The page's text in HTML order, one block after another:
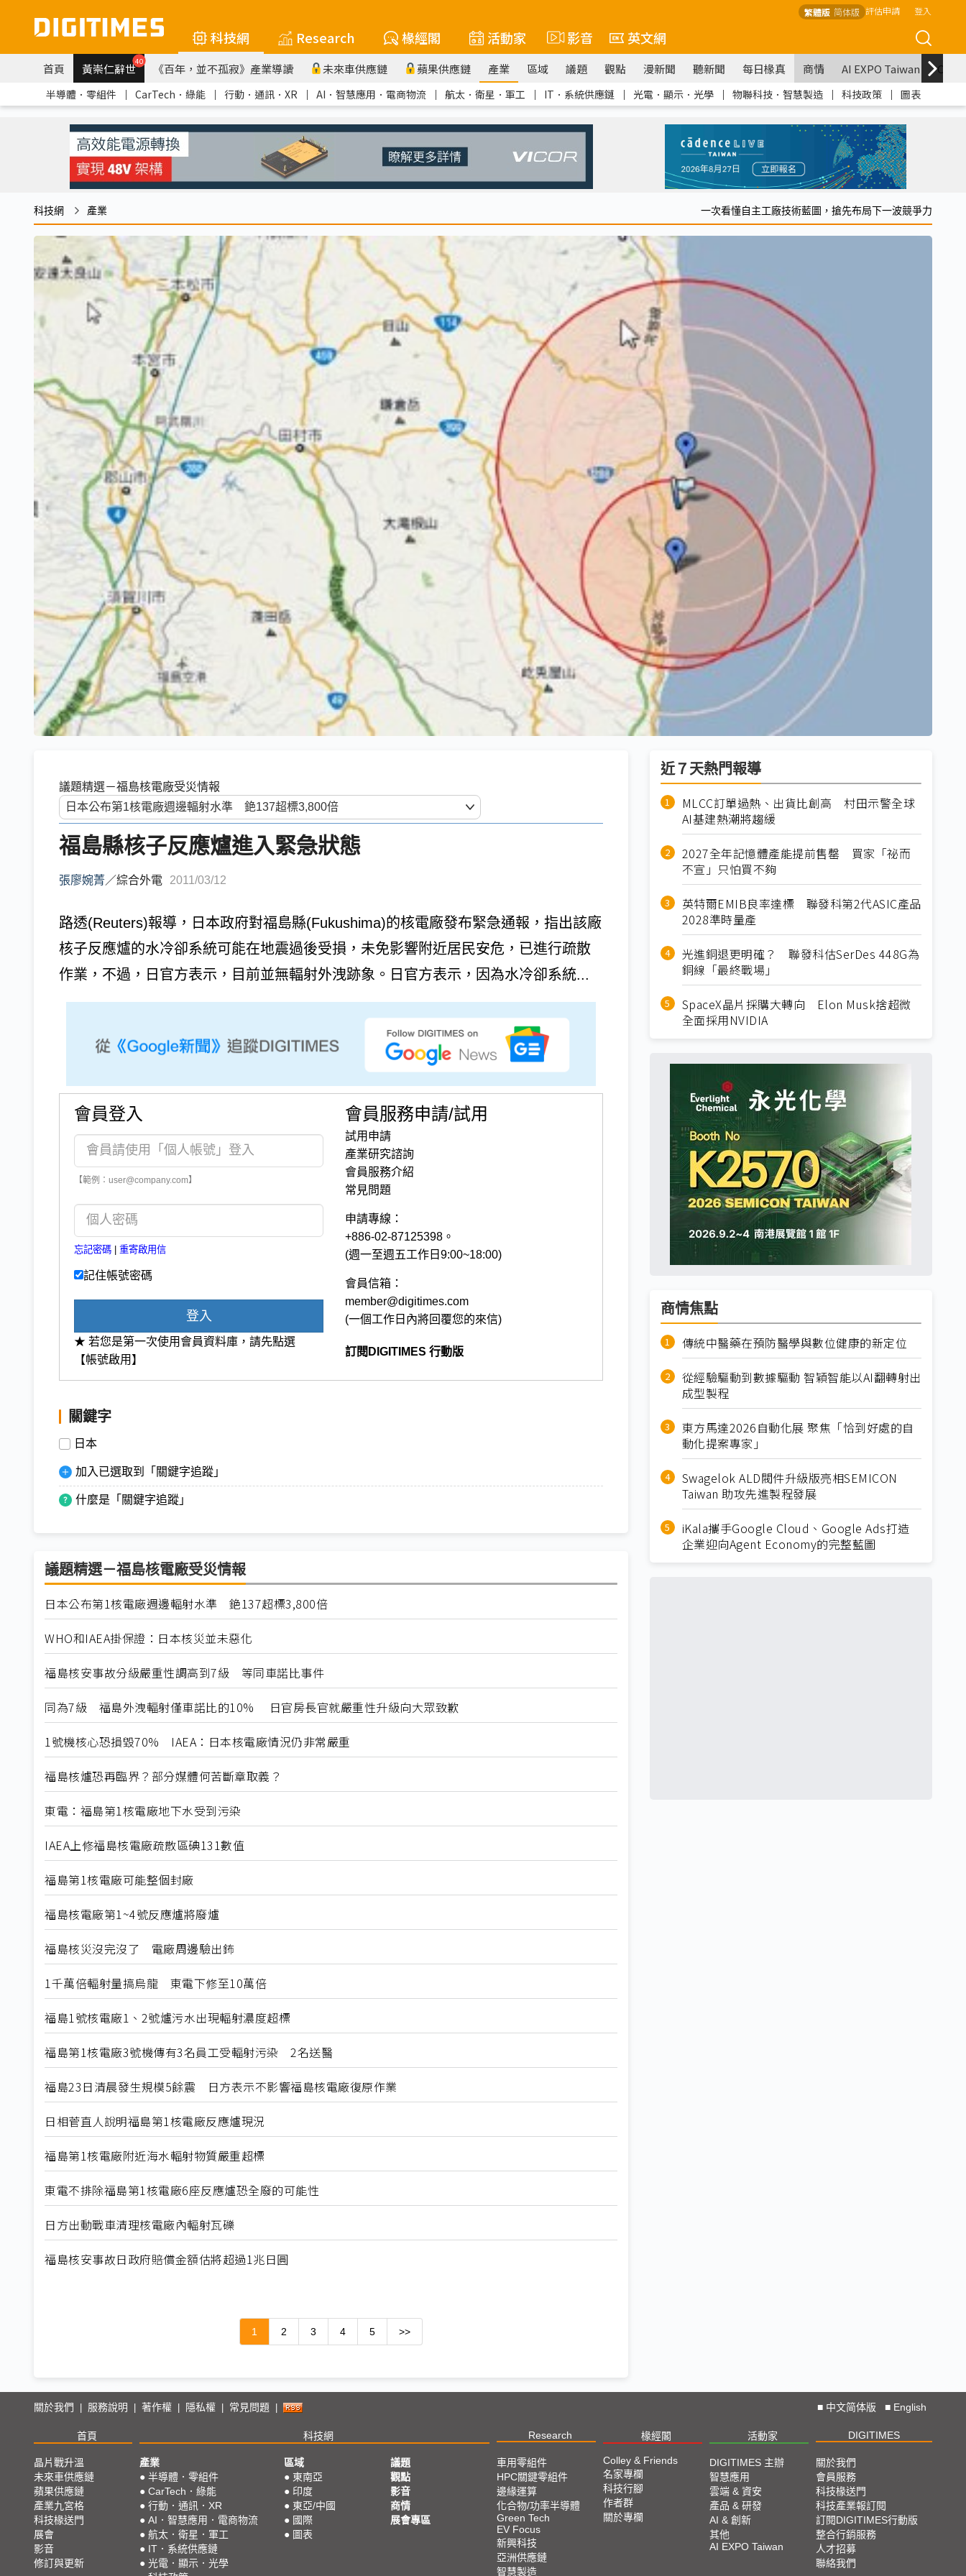
繁體版 简体版 評估申請 登入
科技網 Research 椽經閣 活動家 影音 英文網
首頁 黃崇仁辭世40 《百年，並不孤寂》產業導讀 未來車供應鏈 蘋果供應鏈 產業 區域 議題 觀點 漫新聞 聽新聞 每日椽真 商情 AI EXPO Taiwan
半導體．零組件 ｜ CarTech．綠能 ｜ 行動．通訊．XR ｜ AI．智慧應用．電商物流 ｜ 航太．衛星．軍工 ｜ IT．系統供應鏈 ｜ 光電．顯示．光學 ｜ 物聯科技．智慧製造 ｜ 科技政策 ｜ 圖表
科技網 產業 一次看懂自主工廠技術藍圖，搶先布局下一波競爭力
議題精選－福島核電廠受災情報
福島縣核子反應爐進入緊急狀態
張廖婉菁／綜合外電 2011/03/12
路透(Reuters)報導，日本政府對福島縣(Fukushima)的核電廠發布緊急通報，指出該廠
核子反應爐的水冷卻系統可能在地震過後受損，未免影響附近居民安危，已進行疏散
作業，不過，日官方表示，目前並無輻射外洩跡象。日官方表示，因為水冷卻系統...
會員登入
【範例：user@company.com】
忘記密碼 重寄啟用信
記住帳號密碼
登入
★ 若您是第一次使用會員資料庫，請先點選
【帳號啟用】
會員服務申請/試用
試用申請
產業研究諮詢
會員服務介紹
常見問題
申請專線：
+886-02-87125398。
(週一至週五工作日9:00~18:00)
會員信箱：
member@digitimes.com
(一個工作日內將回覆您的來信)
訂閱DIGITIMES 行動版
關鍵字
日本
加入已選取到「關鍵字追蹤」
什麼是「關鍵字追蹤」
議題精選－福島核電廠受災情報
日本公布第1核電廠週邊輻射水準 銫137超標3,800倍
WHO和IAEA掛保證：日本核災並未惡化
福島核安事故分級嚴重性調高到7級 等同車諾比事件
同為7級 福島外洩輻射僅車諾比的10% 日官房長官就嚴重性升級向大眾致歉
1號機核心恐損毀70% IAEA：日本核電廠情況仍非常嚴重
福島核爐恐再臨界？部分媒體何苦斷章取義？
東電：福島第1核電廠地下水受到污染
IAEA上修福島核電廠疏散區碘131數值
福島第1核電廠可能整個封廠
福島核電廠第1~4號反應爐將廢爐
福島核災沒完沒了 電廠周邊驗出鈽
1千萬倍輻射量搞烏龍 東電下修至10萬倍
福島1號核電廠1、2號爐污水出現輻射濃度超標
福島第1核電廠3號機傳有3名員工受輻射污染 2名送醫
福島23日清晨發生規模5餘震 日方表示不影響福島核電廠復原作業
日相菅直人說明福島第1核電廠反應爐現況
福島第1核電廠附近海水輻射物質嚴重超標
東電不排除福島第1核電廠6座反應爐恐全廢的可能性
日方出動戰車清理核電廠內輻射瓦礫
福島核安事故日政府賠償金額估將超過1兆日圓
1 2 3 4 5 >>
近７天熱門報導
MLCC訂單過熱、出貨比創高 村田示警全球
AI基建熱潮將趨緩
2027全年記憶體產能提前售罄 買家「祕而
不宣」只怕買不夠
英特爾EMIB良率達標 聯發科第2代ASIC產品
2028準時量產
光進銅退更明確？ 聯發科估SerDes 448G為
銅線「最終戰場」
SpaceX晶片採購大轉向 Elon Musk捨超微
全面採用NVIDIA
商情焦點
傳統中醫藥在預防醫學與數位健康的新定位
從經驗驅動到數據驅動 智穎智能以AI翻轉射出
成型製程
東方馬達2026自動化展 聚焦「恰到好處的自
動化提案專家」
Swagelok ALD閥件升級版亮相SEMICON
Taiwan 助攻先進製程發展
iKala攜手Google Cloud、Google Ads打造
企業迎向Agent Economy的完整藍圖
關於我們 服務說明 著作權 隱私權 常見問題 ■ 中文简体版 ■ English
首頁 科技網 Research 椽經閣 活動家 DIGITIMES
晶片戰升溫
未來車供應鏈
蘋果供應鏈
產業九宮格
科技椽送門
展會
影音
修訂與更新
產業
● 半導體．零組件
● CarTech．綠能
● 行動．通訊．XR
● AI．智慧應用．電商物流
● 航太．衛星．軍工
● IT．系統供應鏈
● 光電．顯示．光學
區域
● 東南亞
● 印度
● 東亞/中國
● 國際
● 圖表
議題
觀點
影音
商情
展會專區
車用零組件
HPC關鍵零組件
邊緣運算
化合物/功率半導體
Green Tech
EV Focus
新興科技
亞洲供應鏈
智慧製造
Colley & Friends
名家專欄
科技行腳
作者群
關於專欄
DIGITIMES 主辦
智慧應用
雲端 & 資安
產品 & 研發
AI & 創新
其他
AI EXPO Taiwan
關於我們
會員服務
科技椽送門
科技產業報訂閱
訂閱DIGITIMES行動版
整合行銷服務
人才招募
聯絡我們